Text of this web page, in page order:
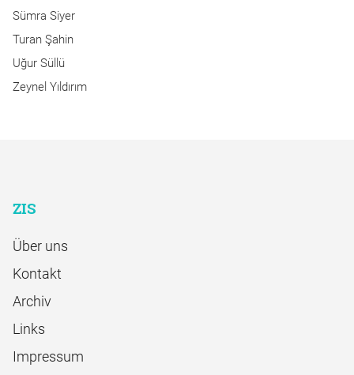
Sümra Siyer
Turan Şahin
Uğur Süllü
Zeynel Yıldırım
ZIS
Über uns
Kontakt
Archiv
Links
Impressum